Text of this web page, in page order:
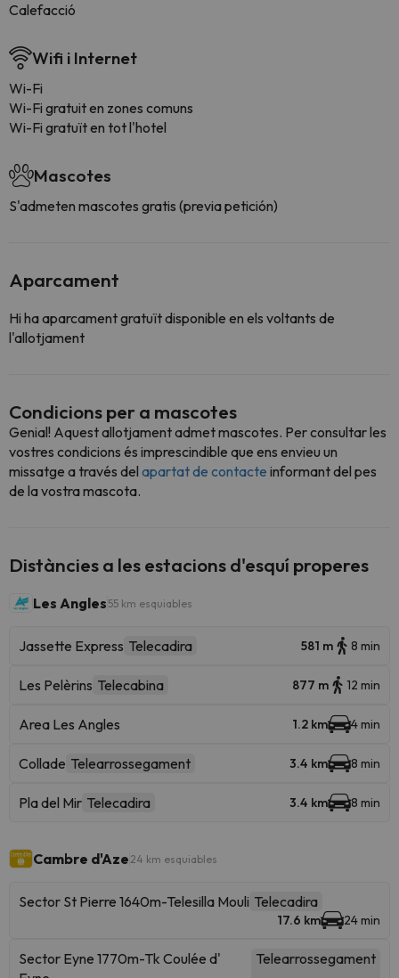
Calefacció
Wifi i Internet
Wi-Fi
Wi-Fi gratuit en zones comuns
Wi-Fi gratuït en tot l'hotel
Mascotes
S'admeten mascotes gratis (previa petición)
Aparcament
Hi ha aparcament gratuït disponible en els voltants de
l'allotjament
Condicions per a mascotes
Genial! Aquest allotjament admet mascotes. Per consultar les
vostres condicions és imprescindible que ens envieu un
missatge a través del apartat de contacte informant del pes
de la vostra mascota.
Distàncies a les estacions d'esquí properes
Les Angles 55 km esquiables
Jassette Express Telecadira 581 m 8 min
Les Pelèrins Telecabina 877 m 12 min
Area Les Angles 1.2 km 4 min
Collade Telearrossegament 3.4 km 8 min
Pla del Mir Telecadira 3.4 km 8 min
Cambre d'Aze 24 km esquiables
Sector St Pierre 1640m-Telesilla Mouli Telecadira
17.6 km 24 min
Sector Eyne 1770m-Tk Coulée d'
Telearrossegament